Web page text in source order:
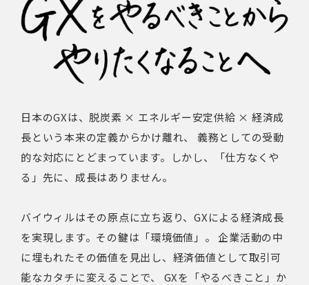
日本のGXは、脱炭素 × エネルギー安定供給 × 経済成
長という本来の定義からかけ離れ、 義務としての受動
的な対応にとどまっています。しかし、「仕方なくや
る」先に、成長はありません。
バイウィルはその原点に立ち返り、GXによる経済成長
を実現します。その鍵は「環境価値」。 企業活動の中
に埋もれたその価値を見出し、経済価値として取引可
能なカタチに変えることで、 GXを「やるべきこと」か